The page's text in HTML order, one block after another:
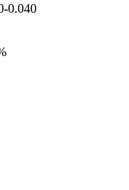
0.040